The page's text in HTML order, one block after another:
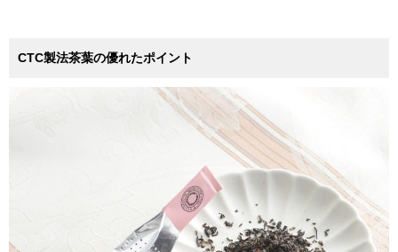
CTC製法茶葉の優れたポイント